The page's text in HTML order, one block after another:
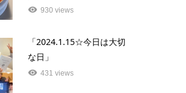
930 views
「2024.1.15☆今日は大切
な日」
431 views